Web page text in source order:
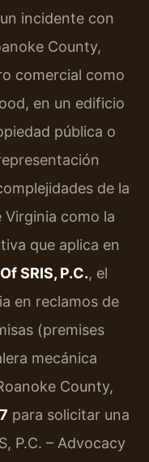
incidente con
County,
comercial como
en un edificio
pública o
de la
Virginia como la
que aplica en
SRIS, P.C., el
en reclamos de
(premises
mecánica
County,
para solicitar una
P.C. – Advocacy